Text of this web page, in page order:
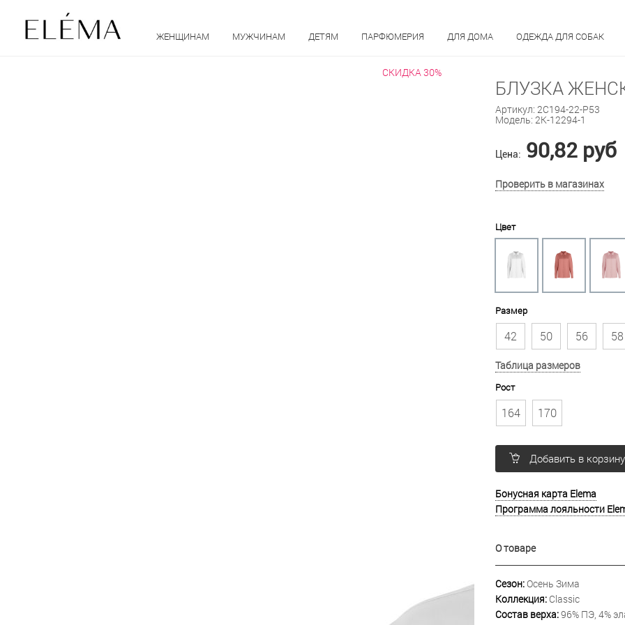
ЖЕНЩИНАМ МУЖЧИНАМ ДЕТЯМ ПАРФЮМЕРИЯ ДЛЯ ДОМА ОДЕЖДА ДЛЯ СОБАК
СКИДКА 30%
БЛУЗКА
Артикул: 2С194-22-Р53
Модель: 2К-12294-1
Цена: 90,82 руб
Проверить в магазинах
Цвет
Размер
42 50 56 58
Таблица размеров
Рост
164 170
Добавить в корзину
Бонусная карта Elema
Программа лояльности
О товаре
Сезон:Осень Зима
Коллекция:Classic
Состав верха:96% ПЭ, 4%